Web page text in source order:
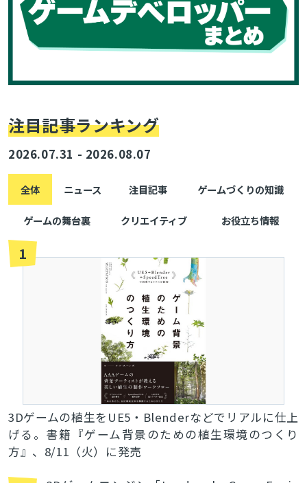
注目記事ランキング
2026.07.31 - 2026.08.07
全体 ニュース 注目記事 ゲームづくりの知識
ゲームの舞台裏 クリエイティブ お役立ち情報
1
3Dゲームの植生をUE5・Blenderなどでリアルに仕上
げる。書籍『ゲーム背景のための植生環境のつくり
方』、8/11（火）に発売